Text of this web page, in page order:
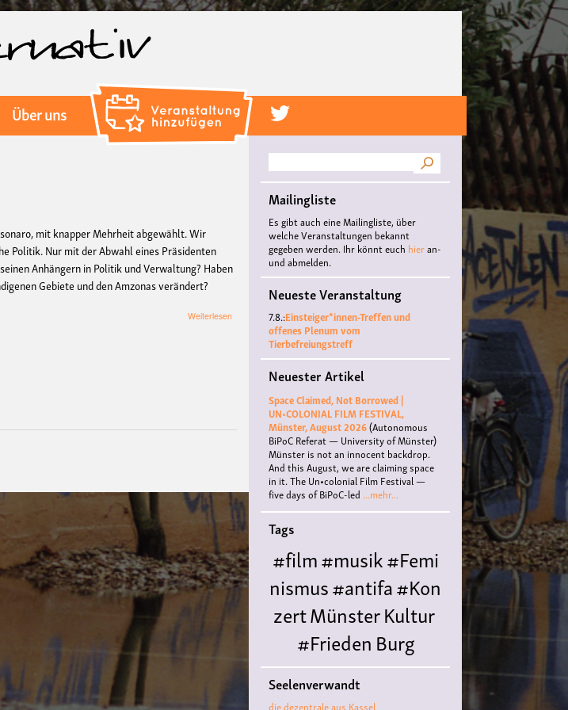
Inhalt
Über uns
mit knapper Mehrheit abgewählt. Wir
Politik. Nur mit der Abwahl eines Präsidenten
Anhängern in Politik und Verwaltung? Haben
Gebiete und den Amzonas verändert?
Weiterlesen
Bolsonaro
Suche
Mailingliste
Es gibt auch eine Mailingliste, über
welche Veranstaltungen bekannt
gegeben werden. Ihr könnt euch hieran-
und abmelden.
Neueste Veranstaltung
7.8.:Einsteiger*innen-Treffen und
offenes Plenum vom
Tierbefreiungstreff
Neuester Artikel
Space Claimed, Not Borrowed |
UN•COLONIAL FILM FESTIVAL,
Münster, August 2026(Autonomous
BiPoC Referat — University of Münster)
Münster is not an innocent backdrop.
And this August, we are claiming space
in it. The Un•colonial Film Festival —
five days of BiPoC-led ...mehr...
Tags
#film#musik#Femi
nismus#antifa#Kon
zertMünsterKultur
#FriedenBurg
Hülshoffliteratur#
Queer#Workshop
Seelenverwandt
die dezentrale aus Kassel